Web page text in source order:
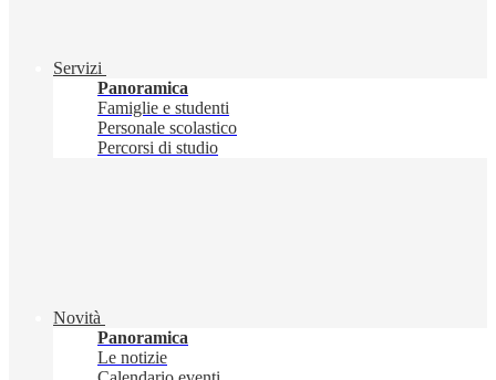
Servizi
Panoramica
Famiglie e studenti
Personale scolastico
Percorsi di studio
Novità
Panoramica
Le notizie